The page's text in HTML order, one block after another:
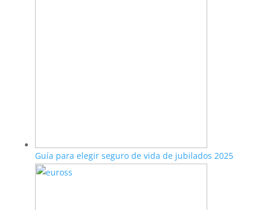
Guía para elegir seguro de vida de jubilados 2025